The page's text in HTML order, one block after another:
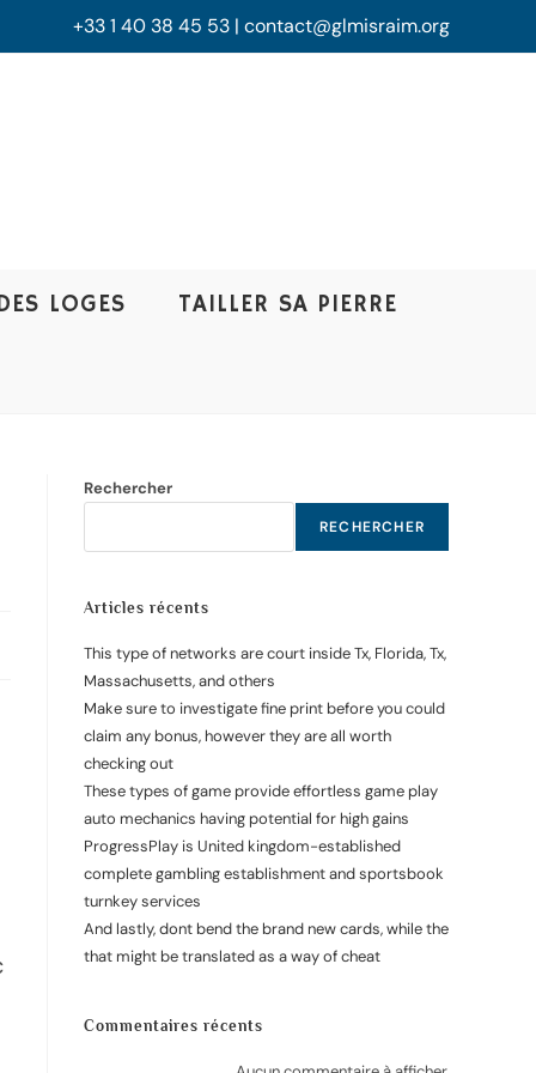
+33 1 40 38 45 53 | contact@glmisraim.org
LOGES TAILLER SA PIERRE
Rechercher
RECHERCHER
Articles récents
This type of networks are court inside Tx, Florida, Tx,
Massachusetts, and others
Make sure to investigate fine print before you could
claim any bonus, however they are all worth
checking out
These types of game provide effortless game play
auto mechanics having potential for high gains
ProgressPlay is United kingdom-established
complete gambling establishment and sportsbook
turnkey services
And lastly, dont bend the brand new cards, while the
that might be translated as a way of cheat
Commentaires récents